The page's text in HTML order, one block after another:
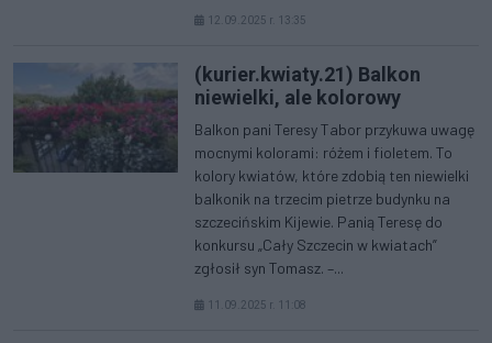
12.09.2025 r. 13:35
(kurier.kwiaty.21) Balkon
niewielki, ale kolorowy
Balkon pani Teresy Tabor przykuwa uwagę
mocnymi kolorami: różem i fioletem. To
kolory kwiatów, które zdobią ten niewielki
balkonik na trzecim pietrze budynku na
szczecińskim Kijewie. Panią Teresę do
konkursu „Cały Szczecin w kwiatach”
zgłosił syn Tomasz. –...
11.09.2025 r. 11:08